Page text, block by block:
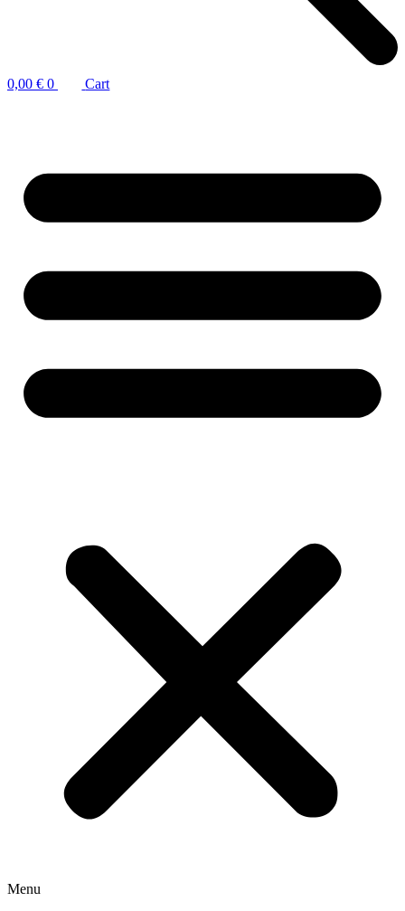
0,00 € 0 Cart
Menu